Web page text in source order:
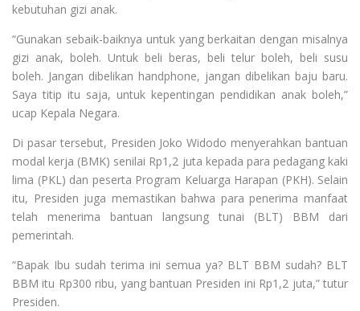
kebutuhan gizi anak.
“Gunakan sebaik-baiknya untuk yang berkaitan dengan misalnya
gizi anak, boleh. Untuk beli beras, beli telur boleh, beli susu
boleh. Jangan dibelikan handphone, jangan dibelikan baju baru.
Saya titip itu saja, untuk kepentingan pendidikan anak boleh,”
ucap Kepala Negara.
Di pasar tersebut, Presiden Joko Widodo menyerahkan bantuan
modal kerja (BMK) senilai Rp1,2 juta kepada para pedagang kaki
lima (PKL) dan peserta Program Keluarga Harapan (PKH). Selain
itu, Presiden juga memastikan bahwa para penerima manfaat
telah menerima bantuan langsung tunai (BLT) BBM dari
pemerintah.
“Bapak Ibu sudah terima ini semua ya? BLT BBM sudah? BLT
BBM itu Rp300 ribu, yang bantuan Presiden ini Rp1,2 juta,” tutur
Presiden.